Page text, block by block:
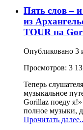
Пять слов –
из
TOUR на
Опубликовано 3
Просмотров: 3
Теперь
музыкальное
Gorillaz поеду я!»
полное музыки,
Прочитать